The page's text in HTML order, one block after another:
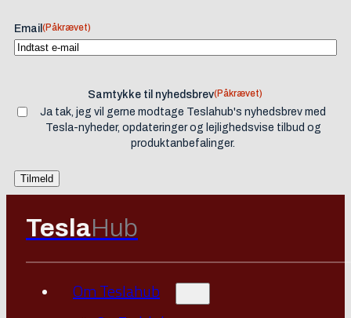
Email (Påkrævet)
Samtykke til nyhedsbrev(Påkrævet)
Ja tak, jeg vil gerne modtage Teslahub's nyhedsbrev med
Tesla-nyheder, opdateringer og lejlighedsvise tilbud og
produktanbefalinger.
TeslaHub
Om Teslahub